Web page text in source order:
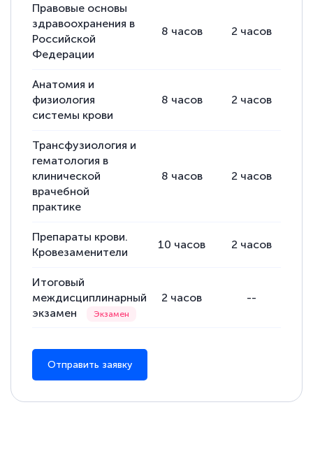
количество тематической литературы,
пособий и учебников доступно на время
прохождения курса, удобная система
каком этапе…
Правовые основы
здравоохранения в
Российской
Федерации
8 часов 2 часов
Анатомия и
физиология
системы крови
8 часов 2 часов
Трансфузиология и
гематология в
клинической
врачебной
практике
8 часов 2 часов
Препараты крови.
Кровезаменители
10 часов 2 часов
Итоговый
междисциплинарный
экзамен
2 часов --
Отправить заявку